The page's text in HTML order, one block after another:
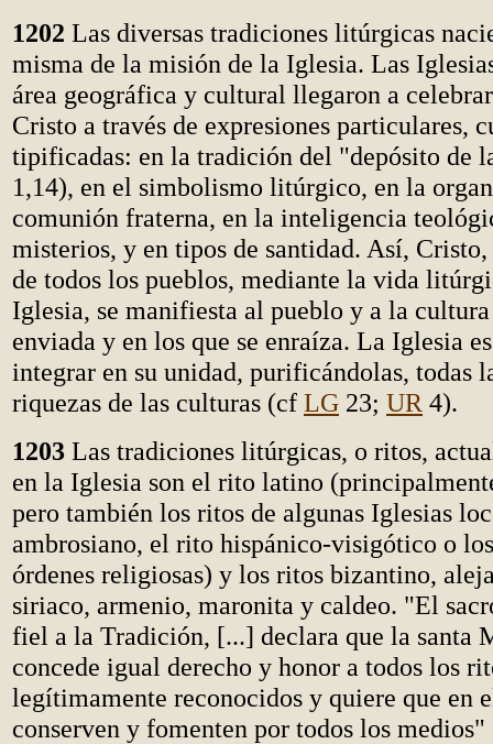
1202 Las diversas tradiciones litúrgicas
misma de la misión de la Iglesia. Las
área geográfica y cultural llegaron a
Cristo a través de expresiones particulares,
tipificadas: en la tradición del "depósito de
1,14), en el simbolismo litúrgico, en la
comunión fraterna, en la inteligencia
misterios, y en tipos de santidad. Así,
de todos los pueblos, mediante la vida
Iglesia, se manifiesta al pueblo y a la cultura
enviada y en los que se enraíza. La Iglesia
integrar en su unidad, purificándolas, todas
riquezas de las culturas (cf LG 23; UR 4).
1203 Las tradiciones litúrgicas, o ritos,
en la Iglesia son el rito latino
pero también los ritos de algunas Iglesias
ambrosiano, el rito hispánico-visigótico o
órdenes religiosas) y los ritos bizantino,
siriaco, armenio, maronita y caldeo. "El
fiel a la Tradición, [...] declara que la santa
concede igual derecho y honor a todos los
legítimamente reconocidos y quiere que en
conserven y fomenten por todos los medios"